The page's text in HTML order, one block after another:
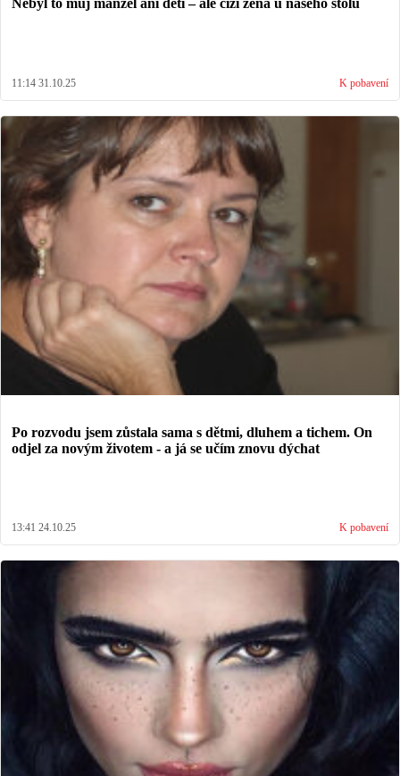
Nebyl to můj manžel ani děti – ale cizí žena u našeho stolu
11:14 31.10.25 K pobavení
Po rozvodu jsem zůstala sama s dětmi, dluhem a tichem. On
odjel za novým životem - a já se učím znovu dýchat
13:41 24.10.25 K pobavení